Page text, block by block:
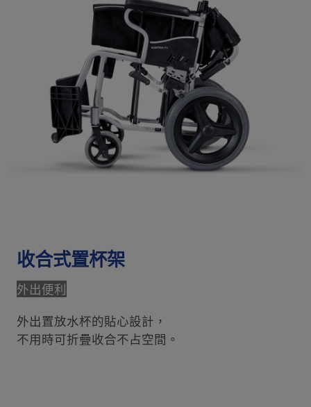
收合式置杯架
外出便利
外出置放水杯的貼心設計，
不用時可折疊收合不占空間。